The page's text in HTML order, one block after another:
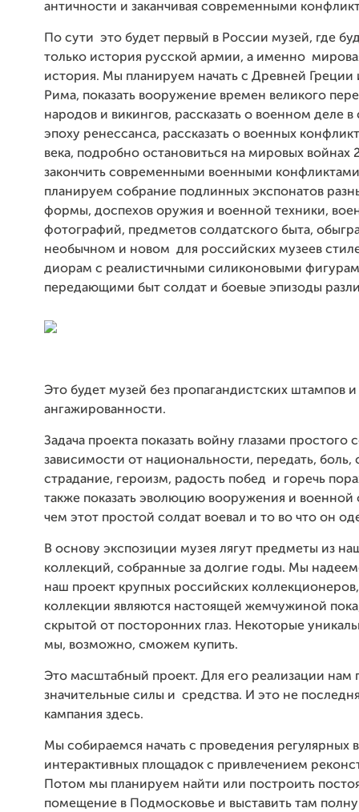
античности и заканчивая современными
По сути это будет первый в России музей, где
только история русской армии, а именно
история. Мы планируем начать с Древней Греции
Рима, показать вооружение времен великого
народов и викингов, рассказать о военном деле в
эпоху ренессанса, рассказать о военных
века, подробно остановиться на мировых войнах
закончить современными военными
планируем собрание подлинных экспонатов
формы, доспехов оружия и военной техники,
фотографий, предметов солдатского быта,
необычном и новом для российских музеев
диорам с реалистичными силиконовыми
передающими быт солдат и боевые эпизоды
Это будет музей без пропагандистских штампов
ангажированности.
Задача проекта показать войну глазами простого
зависимости от национальности, передать, боль,
страдание, героизм, радость побед и горечь
также показать эволюцию вооружения и
чем этот простой солдат воевал и то во что он
В основу экспозиции музея лягут предметы из
коллекций, собранные за долгие годы. Мы
наш проект крупных российских
коллекции являются настоящей жемчужиной
скрытой от посторонних глаз. Некоторые
мы, возможно, сможем купить.
Это масштабный проект. Для его реализации нам
значительные силы и средства. И это не
кампания здесь.
Мы собираемся начать с проведения регулярных
интерактивных площадок с привлечением
Потом мы планируем найти или построить
помещение в Подмосковье и выставить там